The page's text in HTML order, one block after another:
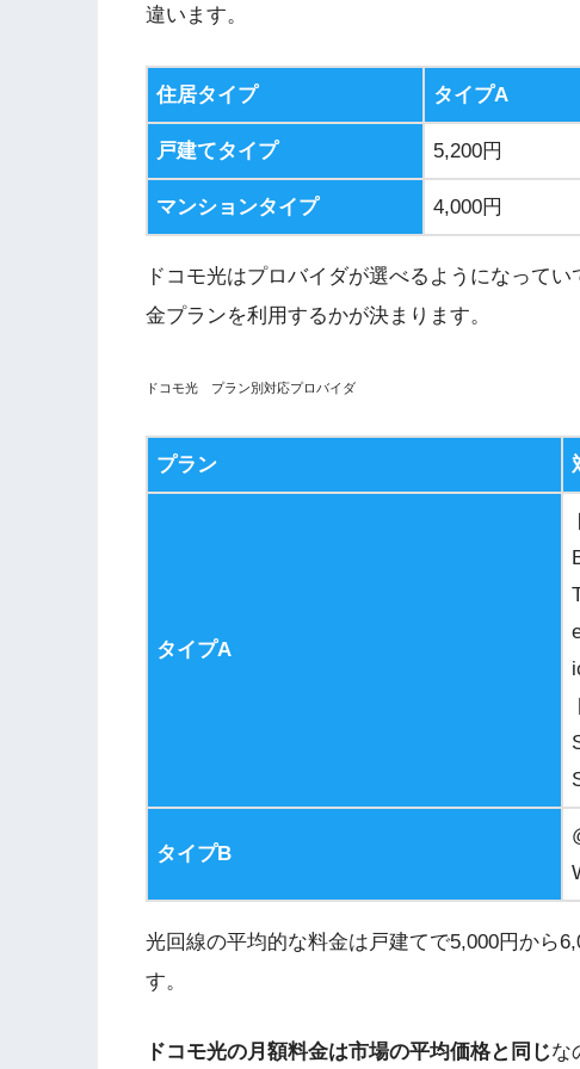
違います。
住居タイプ タイプA
戸建てタイプ 5,200円
マンションタイプ 4,000円
ドコモ光はプロバイダが選べるようになって
金プランを利用するかが決まります。
ドコモ光 プラン別対応プロバイダ
プラン
タイプA
タイプB
光回線の平均的な料金は戸建てで5,000円から
す。
ドコモ光の月額料金は市場の平均価格と同じな